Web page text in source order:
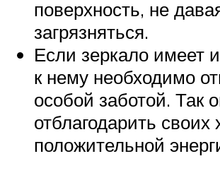
поверхность, не
загрязняться.
Если зеркало имеет
к нему необходимо
особой заботой. Так
отблагодарить своих
положительной